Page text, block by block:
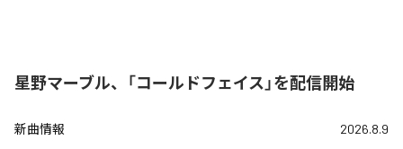
星野マーブル、「コールドフェイス」を配信開始
新曲情報 2026.8.9